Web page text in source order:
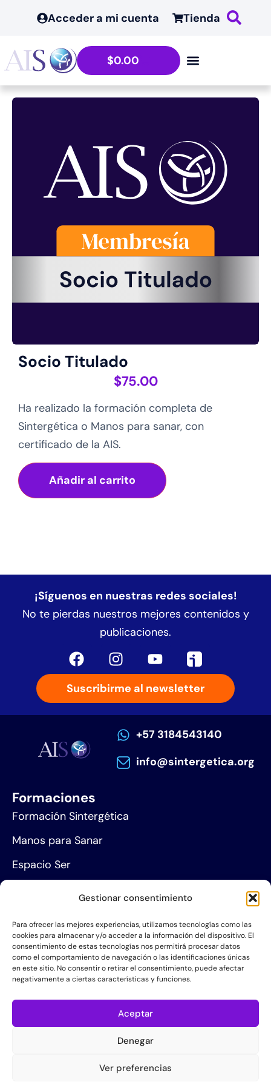
Gestionar consentimiento
Para ofrecer las mejores experiencias, utilizamos tecnologías como las
cookies para almacenar y/o acceder a la información del dispositivo. El
consentimiento de estas tecnologías nos permitirá procesar datos
como el comportamiento de navegación o las identificaciones únicas
en este sitio. No consentir o retirar el consentimiento, puede afectar
negativamente a ciertas características y funciones.
Aceptar
Denegar
Ver preferencias
Acceder a mi cuenta Tienda
$0.00
Socio Titulado
$75.00
Ha realizado la formación completa de
Sintergética o Manos para sanar, con
certificado de la AIS.
Añadir al carrito
¡Síguenos en nuestras redes sociales!
No te pierdas nuestros mejores contenidos y
publicaciones.
Suscribirme al newsletter
+57 3184543140
info@sintergetica.org
Formaciones
Formación Sintergética
Manos para Sanar
Espacio Ser
Proyección social
Hazte socio
Grupos de Servicio